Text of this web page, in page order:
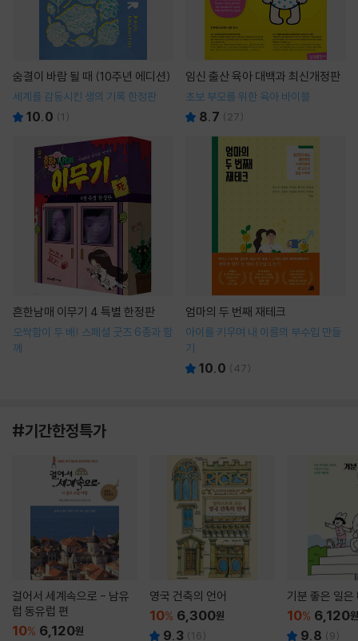
숨결이 바람 될 때 (10주년 에디션)
세계를 감동시킨 생의 기록 한정판
10.0 (1 )
임신 출산 육아 대백과 최신개정판
초보 부모를 위한 육아 바이블
8.7 ( 27)
흔한남매 이무기 4 특별 한정판
오싹함이 두 배! 스페셜 굿즈 6종과 함
께
엄마의 두 번째 재테크
아이를 키우며 내 이름의 부수입 만들
기
10.0 (47)
#기간한정특가
걸어서 세계속으로 - 남유
럽 동유럽 편
10% 6,120원
영국 건축의 언어
10% 6,300원
9.3 (16)
기분 좋은 일은
10% 6,120원
9.8 (9)